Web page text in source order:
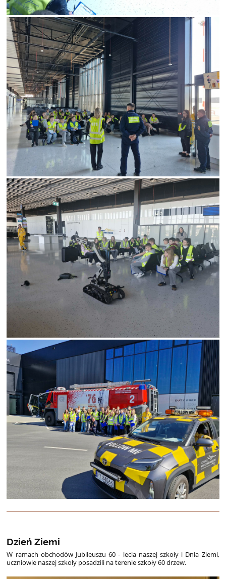
Dzień Ziemi
W ramach obchodów Jubileuszu 60 - lecia naszej szkoły i Dnia Ziemi,
uczniowie naszej szkoły posadzili na terenie szkoły 60 drzew.